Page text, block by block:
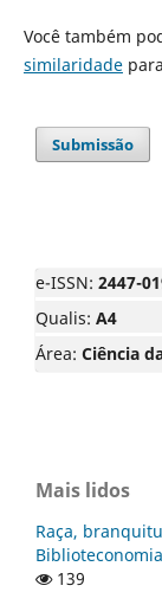
Você também
similaridade
Submissão
e-ISSN: 2447-
Qualis: A4
Área: Ciência
Mais lidos
Raça,
139